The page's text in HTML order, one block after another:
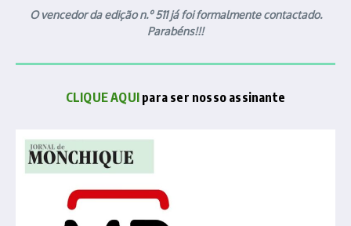
O vencedor da edição n.º 511 já foi formalmente contactado.
Parabéns!!!
CLIQUE AQUI para ser nosso assinante